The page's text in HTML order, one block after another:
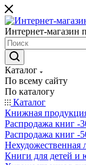
Интернет-магазин
Каталог
По всему сайту
По каталогу
Каталог
Книжная
Распродажа книг -
Распродажа книг -
Нехудожественная
Книги для детей и